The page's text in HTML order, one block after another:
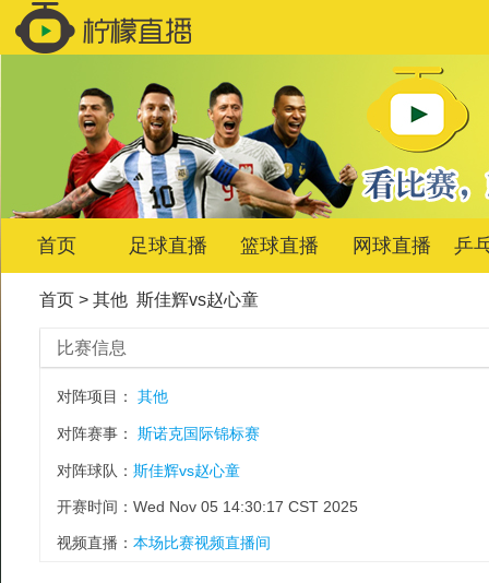
首页 足球直播 篮球直播 网球直播 乒
首页> 其他 斯佳辉vs赵心童
比赛信息
对阵项目： 其他
对阵赛事： 斯诺克国际锦标赛
对阵球队： 斯佳辉vs赵心童
开赛时间：Wed Nov 05 14:30:17 CST 2025
视频直播： 本场比赛视频直播间